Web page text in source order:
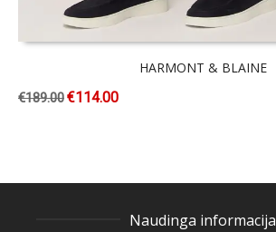
HARMONT & BLAINE
€189.00€114.00
Naudinga informacija